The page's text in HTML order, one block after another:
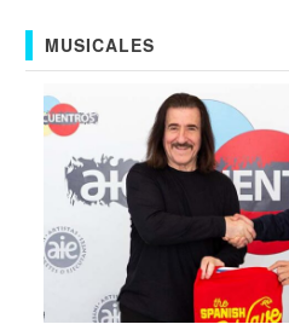
MUSICALES